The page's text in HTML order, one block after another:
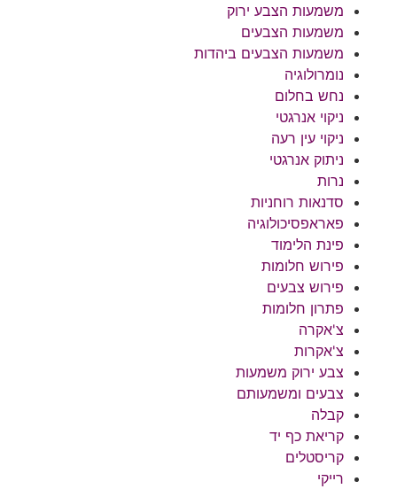
משמעות הצבע ירוק
משמעות הצבעים
משמעות הצבעים ביהדות
נומרולוגיה
נחש בחלום
ניקוי אנרגטי
ניקוי עין רעה
ניתוק אנרגטי
נרות
סדנאות רוחניות
פאראפסיכולוגיה
פינת הלימוד
פירוש חלומות
פירוש צבעים
פתרון חלומות
צ'אקרה
צ'אקרות
צבע ירוק משמעות
צבעים ומשמעותם
קבלה
קריאת כף יד
קריסטלים
רייקי